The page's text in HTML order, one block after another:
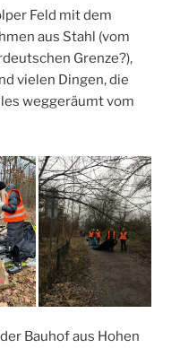
Feld mit dem
aus Stahl (vom
Grenze?),
vielen Dingen, die
weggeräumt vom
Bauhof aus Hohen